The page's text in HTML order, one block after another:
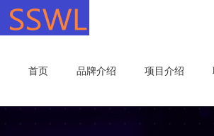
首页 品牌介绍 项目介绍